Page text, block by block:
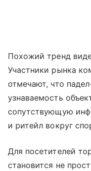
Похожий тренд
Участники рынка
отмечают, что
узнаваемость
сопутствующую
и ритейл вокруг
Для посетителей
становится не